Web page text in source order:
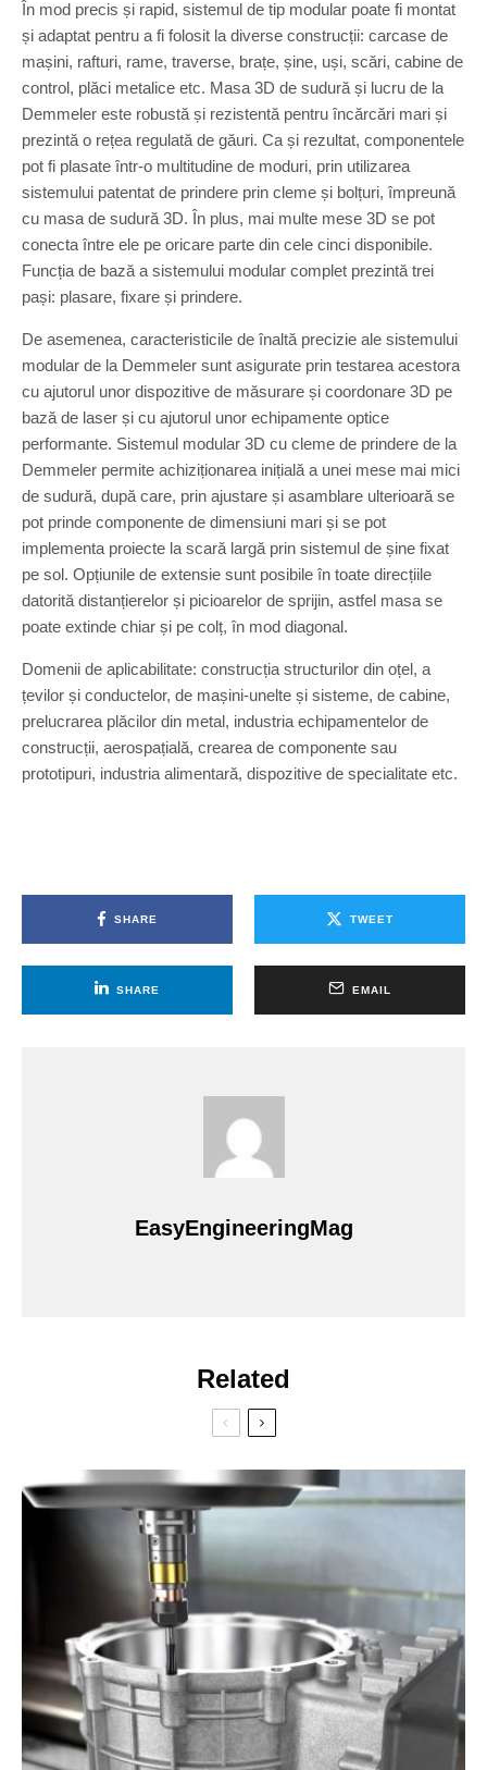
În mod precis și rapid, sistemul de tip modular poate fi montat
și adaptat pentru a fi folosit la diverse construcții: carcase de
mașini, rafturi, rame, traverse, brațe, șine, uși, scări, cabine de
control, plăci metalice etc. Masa 3D de sudură și lucru de la
Demmeler este robustă și rezistentă pentru încărcări mari și
prezintă o rețea regulată de găuri. Ca și rezultat, componentele
pot fi plasate într-o multitudine de moduri, prin utilizarea
sistemului patentat de prindere prin cleme și bolțuri, împreună
cu masa de sudură 3D. În plus, mai multe mese 3D se pot
conecta între ele pe oricare parte din cele cinci disponibile.
Funcția de bază a sistemului modular complet prezintă trei
pași: plasare, fixare și prindere.
De asemenea, caracteristicile de înaltă precizie ale sistemului
modular de la Demmeler sunt asigurate prin testarea acestora
cu ajutorul unor dispozitive de măsurare și coordonare 3D pe
bază de laser și cu ajutorul unor echipamente optice
performante. Sistemul modular 3D cu cleme de prindere de la
Demmeler permite achiziționarea inițială a unei mese mai mici
de sudură, după care, prin ajustare și asamblare ulterioară se
pot prinde componente de dimensiuni mari și se pot
implementa proiecte la scară largă prin sistemul de șine fixat
pe sol. Opțiunile de extensie sunt posibile în toate direcțiile
datorită distanțierelor și picioarelor de sprijin, astfel masa se
poate extinde chiar și pe colț, în mod diagonal.
Domenii de aplicabilitate: construcția structurilor din oțel, a
țevilor și conductelor, de mașini-unelte și sisteme, de cabine,
prelucrarea plăcilor din metal, industria echipamentelor de
construcții, aerospațială, crearea de componente sau
prototipuri, industria alimentară, dispozitive de specialitate etc.
SHARE TWEET
SHARE EMAIL
EasyEngineeringMag
Related